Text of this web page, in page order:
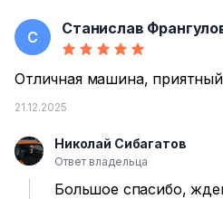
С Станислав
Отличная машина,
21.12.2025
Н Николай Сибагатов
Ответ владельца
Большое спасибо,